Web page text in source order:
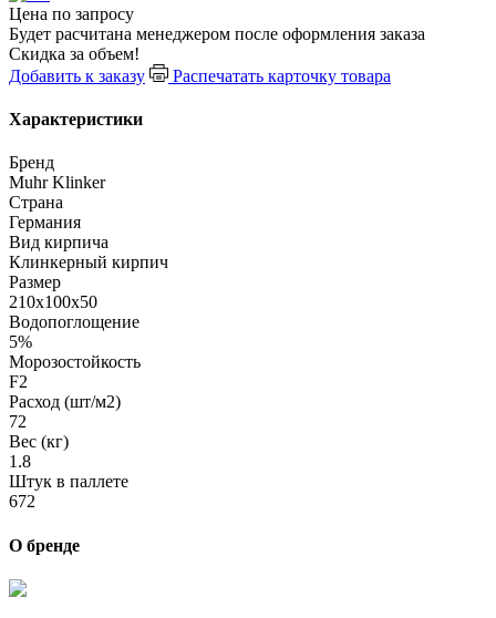
Цена по запросу
Будет расчитана менеджером после оформления заказа
Скидка за объем!
Добавить к заказу
Распечатать карточку товара
Характеристики
Бренд
Muhr Klinker
Страна
Германия
Вид кирпича
Клинкерный кирпич
Размер
210х100х50
Водопоглощение
5%
Морозостойкость
F2
Расход (шт/м2)
72
Вес (кг)
1.8
Штук в паллете
672
О бренде